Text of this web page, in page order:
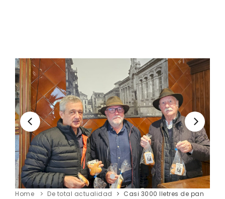
Home De total actualidad
Casi 3000 lletres de pan